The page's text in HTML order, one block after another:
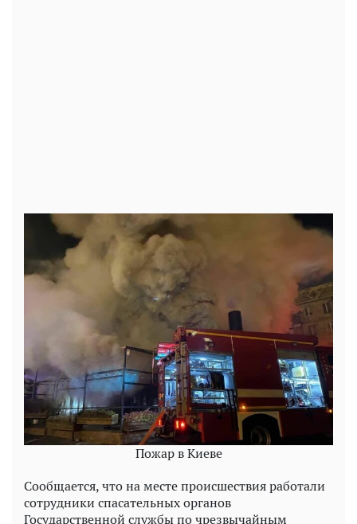
Пожар в Киеве
Сообщается, что на месте происшествия работали
сотрудники спасательных органов
Государственной службы по чрезвычайным